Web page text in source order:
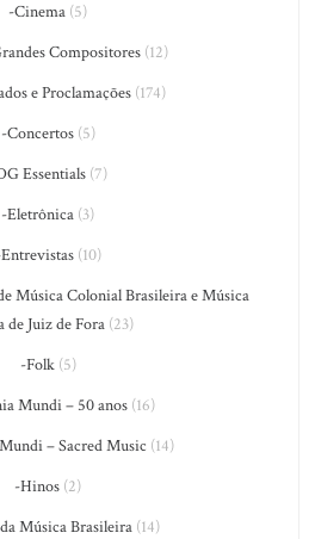
-Cinema (5)
Compositores(12)
e Proclamações(174)
-Concertos(5)
Essentials(7)
-Eletrônica (3)
(10)
Música Colonial Brasileira e Música
de Juiz de Fora (23)
-Folk(5)
Mundi – 50 anos(16)
– Sacred Music (14)
-Hinos (2)
Música Brasileira(14)